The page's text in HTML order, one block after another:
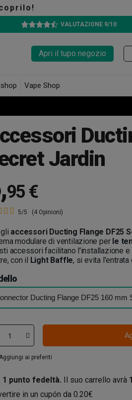
VALUTAZIONE 9/10
Apri il tupo negozio
Vape Shop
Jardin
,95 €
5/5 (4 Opinioni)
accessori Ducting Flange DF25
modulare di ventilazione per le
accessori facilitano l'installazione
con il Light Baffle, si evita l'entrata
ai preferiti
1 punto fedeltà. Il suo carrello avrà 1
in un cupón da 0.20€